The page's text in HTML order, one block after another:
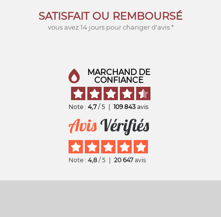
SATISFAIT OU REMBOURSÉ
vous avez 14 jours pour changer d'avis *
MARCHAND DE
CONFIANCE
Note : 4,7 / 5 109 843 avis
Note : 4,8 / 5 20 647 avis